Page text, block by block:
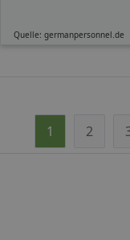
Quelle: germanpersonnel.de
1 2